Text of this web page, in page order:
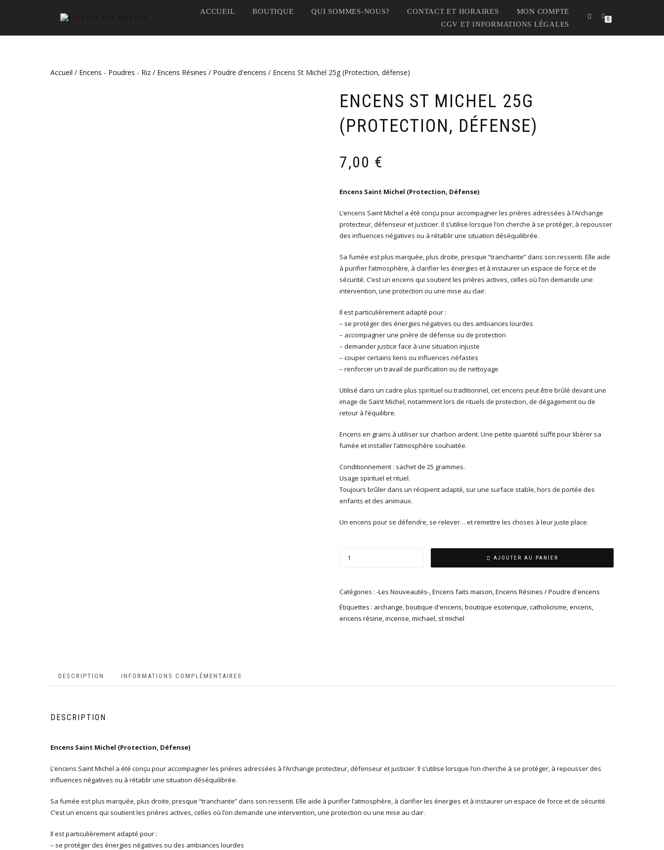
ACCUEIL BOUTIQUE QUI SOMMES-NOUS? CONTACT ET HORAIRES
MON COMPTE
CGV ET INFORMATIONS LÉGALES
0
Accueil / Encens - Poudres - Riz / Encens Résines / Poudre d'encens / Encens St Michel 25g (Protection, défense)
ENCENS ST MICHEL 25G
(PROTECTION, DÉFENSE)
7,00 €
Encens Saint Michel (Protection, Défense)
L’encens Saint Michel a été conçu pour accompagner les prières adressées à l’Archange
protecteur, défenseur et justicier. Il s’utilise lorsque l’on cherche à se protéger, à repousser
des influences négatives ou à rétablir une situation déséquilibrée.
Sa fumée est plus marquée, plus droite, presque “tranchante” dans son ressenti. Elle aide
à purifier l’atmosphère, à clarifier les énergies et à instaurer un espace de force et de
sécurité. C’est un encens qui soutient les prières actives, celles où l’on demande une
intervention, une protection ou une mise au clair.
Il est particulièrement adapté pour :
– se protéger des énergies négatives ou des ambiances lourdes
– accompagner une prière de défense ou de protection
– demander justice face à une situation injuste
– couper certains liens ou influences néfastes
– renforcer un travail de purification ou de nettoyage
Utilisé dans un cadre plus spirituel ou traditionnel, cet encens peut être brûlé devant une
image de Saint Michel, notamment lors de rituels de protection, de dégagement ou de
retour à l’équilibre.
Encens en grains à utiliser sur charbon ardent. Une petite quantité suffit pour libérer sa
fumée et installer l’atmosphère souhaitée.
Conditionnement : sachet de 25 grammes.
Usage spirituel et rituel.
Toujours brûler dans un récipient adapté, sur une surface stable, hors de portée des
enfants et des animaux.
Un encens pour se défendre, se relever… et remettre les choses à leur juste place.
AJOUTER AU PANIER
Catégories : -Les Nouveautés-,Encens faits maison,Encens Résines / Poudre d'encens
Étiquettes : archange,boutique d'encens,boutique esoterique,catholicisme,encens,
encens résine,incense,michael, st michel
DESCRIPTION INFORMATIONS COMPLÉMENTAIRES
DESCRIPTION
Encens Saint Michel (Protection, Défense)
L’encens Saint Michel a été conçu pour accompagner les prières adressées à l’Archange protecteur, défenseur et justicier. Il s’utilise lorsque l’on cherche à se protéger, à repousser des
influences négatives ou à rétablir une situation déséquilibrée.
Sa fumée est plus marquée, plus droite, presque “tranchante” dans son ressenti. Elle aide à purifier l’atmosphère, à clarifier les énergies et à instaurer un espace de force et de sécurité.
C’est un encens qui soutient les prières actives, celles où l’on demande une intervention, une protection ou une mise au clair.
Il est particulièrement adapté pour :
– se protéger des énergies négatives ou des ambiances lourdes